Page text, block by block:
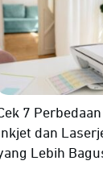
7
Inkjet dan
Lebih